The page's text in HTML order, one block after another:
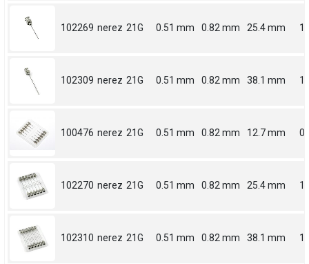
102269 nerez 21G 0.51 mm 0.82 mm 25.4 mm 1
102309 nerez 21G 0.51 mm 0.82 mm 38.1 mm
100476 nerez 21G 0.51 mm 0.82 mm 12.7 mm
102270 nerez 21G 0.51 mm 0.82 mm 25.4 mm 1
102310 nerez 21G 0.51 mm 0.82 mm 38.1 mm